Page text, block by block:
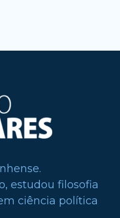
estudou filosofia
ciência política